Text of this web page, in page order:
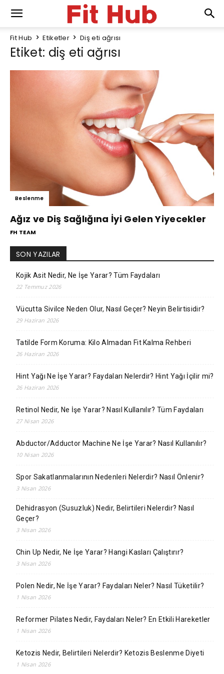
Fit Hub Etiketler Diş eti ağrısı
Etiket: diş eti ağrısı
Beslenme
Ağız ve Diş Sağlığına İyi Gelen Yiyecekler
FH TEAM
SON YAZILAR
Kojik Asit Nedir, Ne İşe Yarar? Tüm Faydaları
22 Temmuz 2026
Vücutta Sivilce Neden Olur, Nasıl Geçer? Neyin Belirtisidir?
29 Haziran 2026
Tatilde Form Koruma: Kilo Almadan Fit Kalma Rehberi
26 Haziran 2026
Hint Yağı Ne İşe Yarar? Faydaları Nelerdir? Hint Yağı İçilir mi?
26 Haziran 2026
Retinol Nedir, Ne İşe Yarar? Nasıl Kullanılır? Tüm Faydaları
27 Nisan 2026
Abductor/Adductor Machine Ne İşe Yarar? Nasıl Kullanılır?
10 Nisan 2026
Spor Sakatlanmalarının Nedenleri Nelerdir? Nasıl Önlenir?
3 Nisan 2026
Dehidrasyon (Susuzluk) Nedir, Belirtileri Nelerdir? Nasıl
Geçer?
3 Nisan 2026
Chin Up Nedir, Ne İşe Yarar? Hangi Kasları Çalıştırır?
3 Nisan 2026
Polen Nedir, Ne İşe Yarar? Faydaları Neler? Nasıl Tüketilir?
1 Nisan 2026
Reformer Pilates Nedir, Faydaları Neler? En Etkili Hareketler
1 Nisan 2026
Ketozis Nedir, Belirtileri Nelerdir? Ketozis Beslenme Diyeti
1 Nisan 2026